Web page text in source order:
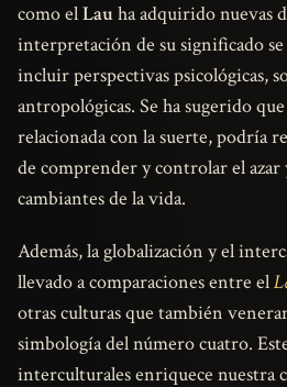
como elLauha adquirido nuevas
interpretación de su significado
incluir perspectivas psicológicas,
antropológicas. Se ha sugerido
relacionada con la suerte, podría
de comprender y controlar el azar
cambiantes de la vida.
Además, la globalización y el
llevado a comparaciones entre el
otras culturas que también
simbología del número cuatro.
interculturales enriquece nuestra